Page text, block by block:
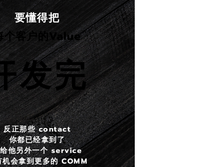
发完
要懂得把
个客户的Value
​​反正那些 contact
你都已经拿到了
他另外一个 service
机会拿到更多的 COMM